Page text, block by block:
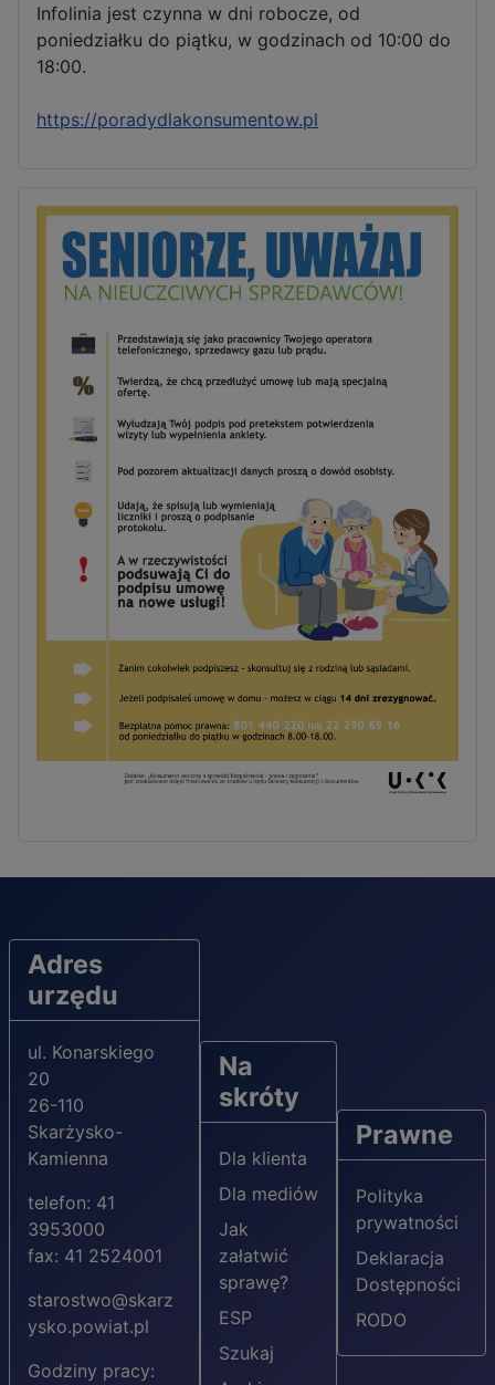
Infolinia jest czynna w dni robocze, od
poniedziałku do piątku, w godzinach od 10:00 do
18:00.
https://poradydlakonsumentow.pl
Adres
urzędu
ul. Konarskiego
20
26-110
Skarżysko-
Kamienna
telefon: 41
3953000
fax: 41 2524001
starostwo@skarz
ysko.powiat.pl
Godziny pracy:
Na
skróty
Dla klienta
Dla mediów
Jak
załatwić
sprawę?
ESP
Szukaj
Prawne
Polityka
prywatności
Deklaracja
Dostępności
RODO